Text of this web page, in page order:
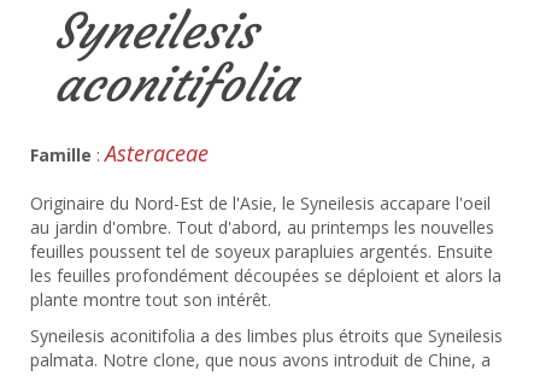
Syneilesis
aconitifolia
Famille :Asteraceae
Originaire du Nord-Est de l'Asie, le Syneilesis accapare l'oeil
au jardin d'ombre. Tout d'abord, au printemps les nouvelles
feuilles poussent tel de soyeux parapluies argentés. Ensuite
les feuilles profondément découpées se déploient et alors la
plante montre tout son intérêt.
Syneilesis aconitifolia a des limbes plus étroits que Syneilesis
palmata. Notre clone, que nous avons introduit de Chine, a